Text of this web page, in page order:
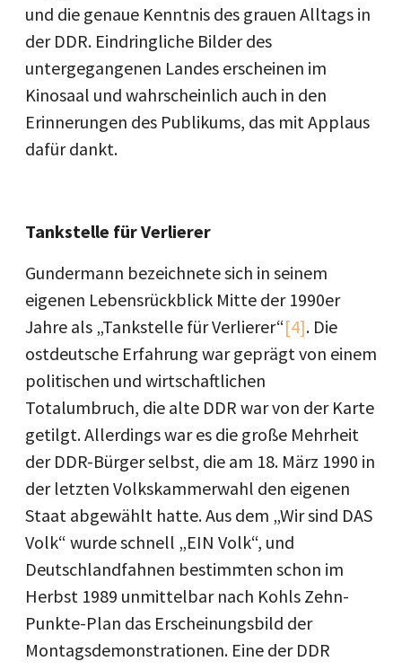
und die genaue Kenntnis des grauen Alltags in
der DDR. Eindringliche Bilder des
untergegangenen Landes erscheinen im
Kinosaal und wahrscheinlich auch in den
Erinnerungen des Publikums, das mit Applaus
dafür dankt.
Tankstelle für Verlierer
Gundermann bezeichnete sich in seinem
eigenen Lebensrückblick Mitte der 1990er
Jahre als „Tankstelle für Verlierer“[4]. Die
ostdeutsche Erfahrung war geprägt von einem
politischen und wirtschaftlichen
Totalumbruch, die alte DDR war von der Karte
getilgt. Allerdings war es die große Mehrheit
der DDR-Bürger selbst, die am 18. März 1990 in
der letzten Volkskammerwahl den eigenen
Staat abgewählt hatte. Aus dem „Wir sind DAS
Volk“ wurde schnell „EIN Volk“, und
Deutschlandfahnen bestimmten schon im
Herbst 1989 unmittelbar nach Kohls Zehn-
Punkte-Plan das Erscheinungsbild der
Montagsdemonstrationen. Eine der DDR